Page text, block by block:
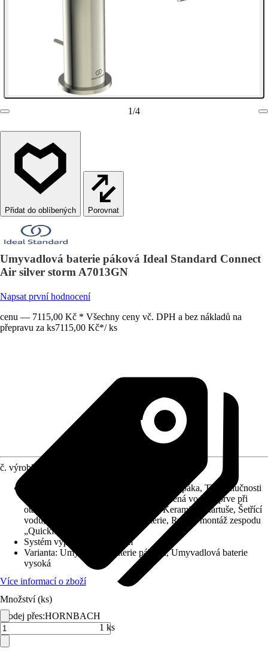
1/4
Porovnat
Umyvadlová baterie páková Ideal Standard Connect
Air silver storm A7013GN
Napsat první hodnocení
cenu — 7115,00 Kč * Všechny ceny vč. DPH a bez nákladů na
přepravu za ks7115,00 Kč*/ ks
Prodej přes:HORNBACH
č. výrobku
Kovová ovládací páka, Třída hlučnosti
I, CoolStart: Ve střední poloze teče studená voda, teprve při
otáčení je přimíchávána horká voda, Keramická kartuše, Šetřící
vodu, Jednopáková směšovací baterie, Rychlá montáž zespodu
„Quickfix“
Systém vypouštění
S táhlem
Varianta: Umyvadlová baterie páková, Umyvadlová baterie
vysoká
Více informací o zboží
Množství (ks)
1 ks